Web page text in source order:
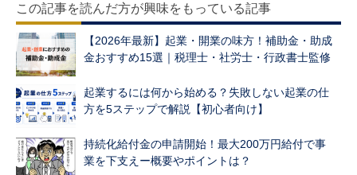
この記事を読んだ方が興味をもっている記事
【2026年最新】起業・開業の味方！補助金・助成
金おすすめ15選｜税理士・社労士・行政書士監修
起業するには何から始める？失敗しない起業の仕
方を5ステップで解説【初心者向け】
持続化給付金の申請開始！最大200万円給付で事
業を下支えー概要やポイントは？